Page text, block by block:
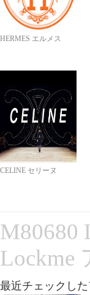
HERMES エルメス
CELINE セリーヌ
M80680
Lockme
最近チェックし